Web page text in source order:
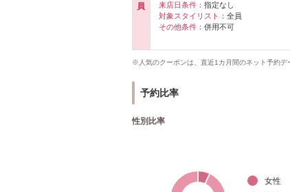
員
来店日条件： 指定なし
対象スタイリスト： 全員
その他条件： 併用不可
※人気のクーポンは、直近1カ月間のネット予約デ
予約比率
性別比率
女性